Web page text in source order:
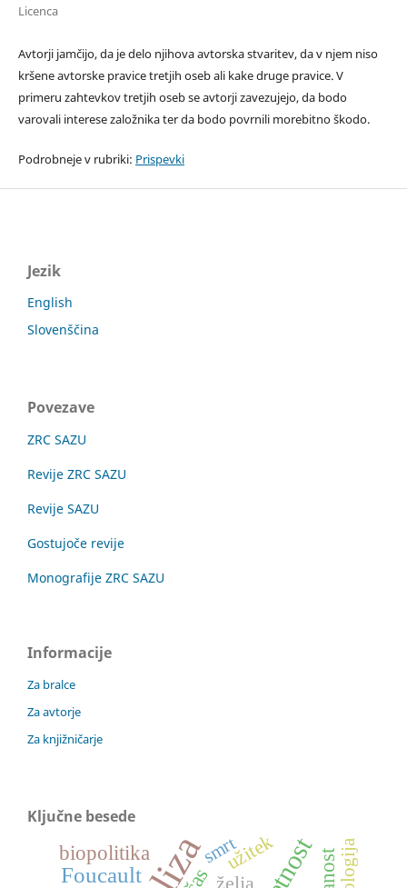
Licenca
Avtorji jamčijo, da je delo njihova avtorska stvaritev, da v njem niso
kršene avtorske pravice tretjih oseb ali kake druge pravice. V
primeru zahtevkov tretjih oseb se avtorji zavezujejo, da bodo
varovali interese založnika ter da bodo povrnili morebitno škodo.
Podrobneje v rubriki: Prispevki
Jezik
English
Slovenščina
Povezave
ZRC SAZU
Revije ZRC SAZU
Revije SAZU
Gostujoče revije
Monografije ZRC SAZU
Informacije
Za bralce
Za avtorje
Za knjižničarje
Ključne besede
Foucault
čas
biopolitika
želja
užitek
smrt